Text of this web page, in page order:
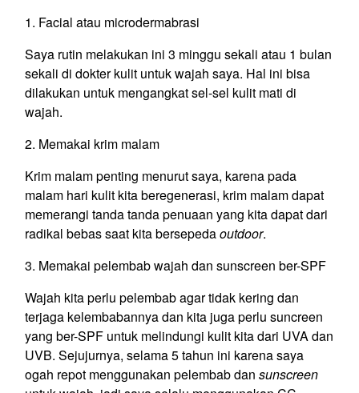
1. Facial atau microdermabrasi
Saya rutin melakukan ini 3 minggu sekali atau 1 bulan
sekali di dokter kulit untuk wajah saya. Hal ini bisa
dilakukan untuk mengangkat sel-sel kulit mati di
wajah.
2. Memakai krim malam
Krim malam penting menurut saya, karena pada
malam hari kulit kita beregenerasi, krim malam dapat
memerangi tanda tanda penuaan yang kita dapat dari
radikal bebas saat kita bersepedaoutdoor.
3. Memakai pelembab wajah dan sunscreen ber-SPF
Wajah kita perlu pelembab agar tidak kering dan
terjaga kelembabannya dan kita juga perlu suncreen
yang ber-SPF untuk melindungi kulit kita dari UVA dan
UVB. Sejujurnya, selama 5 tahun ini karena saya
ogah repot menggunakan pelembab dan sunscreen